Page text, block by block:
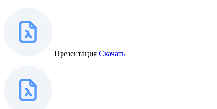
Презентация Скачать